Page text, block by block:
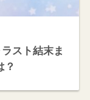
スト結末ま
？